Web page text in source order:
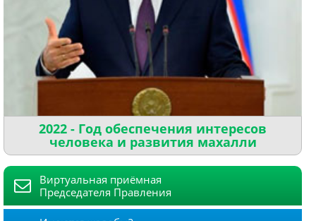
2022 - Год обеспечения интересов
человека и развития махалли
Виртуальная приёмная
Председателя Правления